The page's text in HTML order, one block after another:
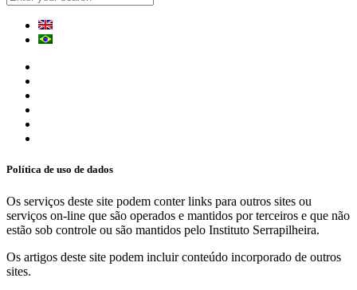
Política de uso de dados
Os serviços deste site podem conter links para outros sites ou
serviços on-line que são operados e mantidos por terceiros e que não
estão sob controle ou são mantidos pelo Instituto Serrapilheira.
Os artigos deste site podem incluir conteúdo incorporado de outros
sites.